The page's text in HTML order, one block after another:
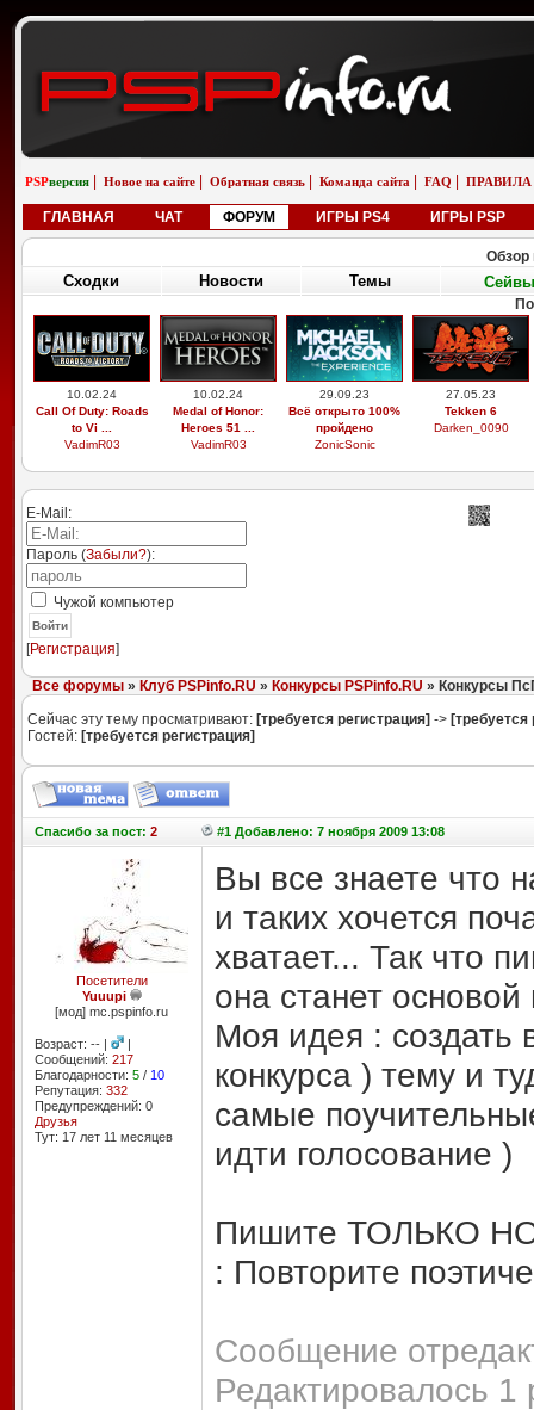
PSPверсия Новое на сайте Обратная связь Команда сайта FAQ ПРАВИЛА
ГЛАВНАЯ ЧАТ ФОРУМ ИГРЫ PS4 ИГРЫ PSP
Обзор
Сходки Новости Темы Сейвы
10.02.24
Call Of Duty: Roads
to Vi ...
VadimR03
10.02.24
Medal of Honor:
Heroes 51 ...
VadimR03
29.09.23
Всё открыто 100%
пройдено
ZonicSonic
27.05.23
Tekken 6
Darken_0090
E-Mail:
Пароль (Забыли?):
Чужой компьютер
Войти
[Регистрация]
Все форумы» Клуб PSPinfo.RU » Конкурсы PSPinfo.RU » Конкурсы
Сейчас эту тему просматривают: [требуется регистрация] -> [требуется
Гостей: [требуется регистрация]
Спасибоза пост: 2 #1 Добавлено: 7 ноября 2009 13:08
Посетители
Yuuupi
[мод] mc.pspinfo.ru
Возраст: -- |
|
Сообщений: 217
Благодарности: 5/ 10
Репутация: 332
Предупреждений: 0
Друзья
Тут: 17 лет 11 месяцев
Вы все знаете что
и таких хочется
хватает... Так что
она станет основой
Моя идея : создать
конкурса ) тему и
самые
идти голосование )
Пишите ТОЛЬКО
: Повторите
Сообщение
Редактировалось 1